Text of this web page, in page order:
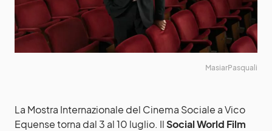
MasiarPasquali
La Mostra Internazionale del Cinema Sociale a Vico
Equense torna dal 3 al 10 luglio. IlSocial World Film